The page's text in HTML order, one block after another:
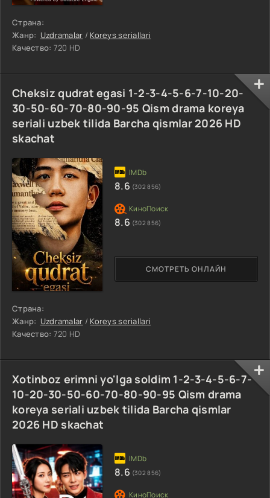
Страна:
Жанр: Uzdramalar / Koreys seriallari
Качество: 720 HD
Cheksiz qudrat egasi 1-2-3-4-5-6-7-10-20-
30-50-60-70-80-90-95 Qism drama koreya
seriali uzbek tilida Barcha qismlar 2026 HD
skachat
Страна:
Жанр: Uzdramalar / Koreys seriallari
Качество: 720 HD
СМОТРЕТЬ ОНЛАЙН
8.6 (302 856)
8.6 (302 856)
Xotinboz erimni yo'lga soldim 1-2-3-4-5-6-7-
10-20-30-50-60-70-80-90-95 Qism drama
koreya seriali uzbek tilida Barcha qismlar
2026 HD skachat
8.6 (302 856)